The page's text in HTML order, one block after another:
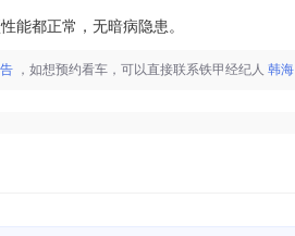
能都正常，无暗病隐患。
，如想预约看车，可以直接联系铁甲经纪人 韩海